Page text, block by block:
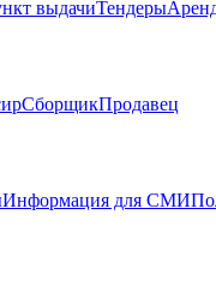
выдачиТендеры
СборщикПродавец
Информация для СМИ